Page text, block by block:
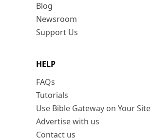
Blog
Newsroom
Support Us
HELP
FAQs
Tutorials
Use Bible Gateway on Your Site
Advertise with us
Contact us